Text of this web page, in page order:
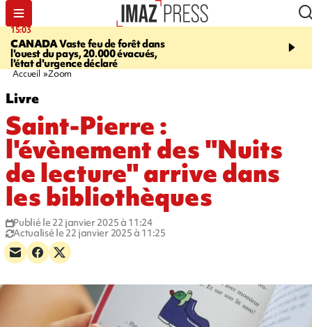
15:03
CANADAVaste feu de forêt dans
l'ouest du pays, 20.000 évacués,
l'état d'urgence déclaré
19:21
CONTRÔLES
end, 109 infractions
Accueil Zoom
Livre
Saint-Pierre :
l'évènement des "Nuits
de lecture" arrive dans
les bibliothèques
Publié le 22 janvier 2025 à 11:24
Actualisé le 22 janvier 2025 à 11:25